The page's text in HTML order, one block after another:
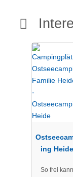
ing Heide
So frei kann